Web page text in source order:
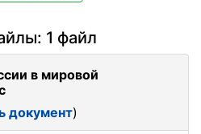
1 файл
в мировой
документ)